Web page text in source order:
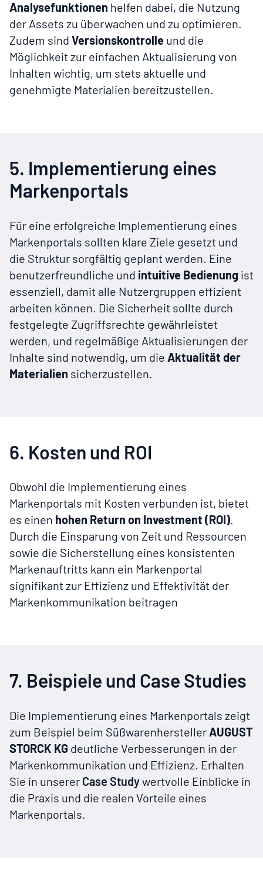
Analysefunktionen helfen dabei, die Nutzung
der Assets zu überwachen und zu optimieren.
Zudem sind Versionskontrolle und die
Möglichkeit zur einfachen Aktualisierung von
Inhalten wichtig, um stets aktuelle und
genehmigte Materialien bereitzustellen.
5. Implementierung eines
Markenportals
Für eine erfolgreiche Implementierung eines
Markenportals sollten klare Ziele gesetzt und
die Struktur sorgfältig geplant werden. Eine
benutzerfreundliche und intuitive Bedienung ist
essenziell, damit alle Nutzergruppen effizient
arbeiten können. Die Sicherheit sollte durch
festgelegte Zugriffsrechte gewährleistet
werden, und regelmäßige Aktualisierungen der
Inhalte sind notwendig, um die Aktualität der
Materialien sicherzustellen.
6. Kosten und ROI
Obwohl die Implementierung eines
Markenportals mit Kosten verbunden ist, bietet
es einen hohen Return on Investment (ROI).
Durch die Einsparung von Zeit und Ressourcen
sowie die Sicherstellung eines konsistenten
Markenauftritts kann ein Markenportal
signifikant zur Effizienz und Effektivität der
Markenkommunikation beitragen
7. Beispiele und Case Studies
Die Implementierung eines Markenportals zeigt
zum Beispiel beim Süßwarenhersteller AUGUST
STORCK KG deutliche Verbesserungen in der
Markenkommunikation und Effizienz. Erhalten
Sie in unserer Case Studywertvolle Einblicke in
die Praxis und die realen Vorteile eines
Markenportals.